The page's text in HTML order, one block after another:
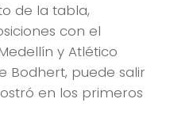
de la tabla,
con el
y Atlético
Bodhert, puede salir
en los primeros